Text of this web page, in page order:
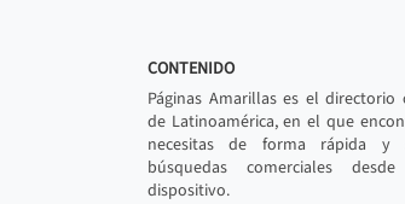
CONTENIDO
Páginas Amarillas es el directorio
de Latinoamérica, en el que
necesitas de forma rápida y
búsquedas comerciales
dispositivo.